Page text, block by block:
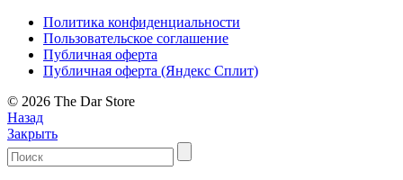
Политика конфиденциальности
Пользовательское соглашение
Публичная оферта
Публичная оферта (Яндекс Сплит)
© 2026 The Dar Store
Назад
Закрыть